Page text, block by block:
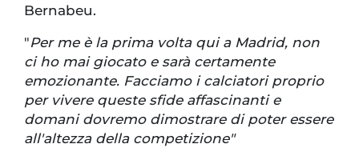
Bernabeu.
"Per me è la prima volta qui a Madrid, non
ci ho mai giocato e sarà certamente
emozionante. Facciamo i calciatori proprio
per vivere queste sfide affascinanti e
domani dovremo dimostrare di poter essere
all'altezza della competizione"